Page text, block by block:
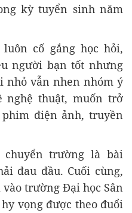
kỳ tuyển sinh năm
cố gắng học hỏi,
người bạn tốt nhưng
nhỏ vẫn nhen nhóm ý
nghệ thuật, muốn trở
điện ảnh, truyền
chuyển trường là bài
đau đầu. Cuối cùng,
trường Đại học Sân
vọng được theo đuổi